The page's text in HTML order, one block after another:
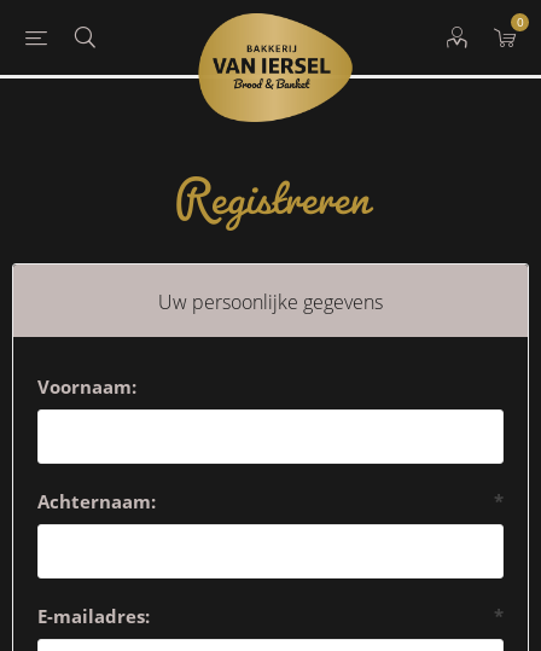
0
Registreren
Uw persoonlijke gegevens
Voornaam:
Achternaam: *
E-mailadres: *